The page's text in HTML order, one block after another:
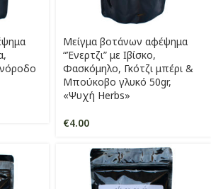
Μείγμα βοτάνων αφέψημα
“Ένερτζι” με Ιβίσκο,
Φασκόμηλο, Γκότζι μπέρι &
Μπούκοβο γλυκό 50gr,
«Ψυχή Herbs»
€4.00